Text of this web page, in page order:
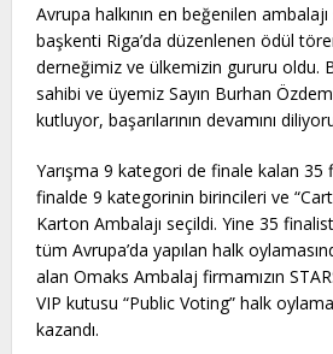
Avrupa halkının en beğenilen
başkenti Riga’da düzenlenen ödül
derneğimiz ve ülkemizin gururu oldu.
sahibi ve üyemiz Sayın Burhan
kutluyor, başarılarının devamını
Yarışma 9 kategori de finale kalan 35
finalde 9 kategorinin birincileri ve
Karton Ambalajı seçildi. Yine 35
tüm Avrupa’da yapılan halk
alan Omaks Ambalaj firmamızın
VIP kutusu “Public Voting” halk
kazandı.